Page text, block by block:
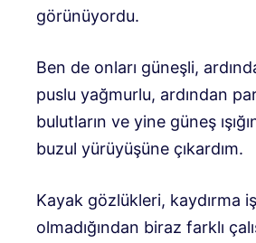
görünüyordu.
Ben de onları güneşli,
puslu yağmurlu, ardından
bulutların ve yine güneş
buzul yürüyüşüne çıkardım.
Kayak gözlükleri, kaydırma
olmadığından biraz farklı